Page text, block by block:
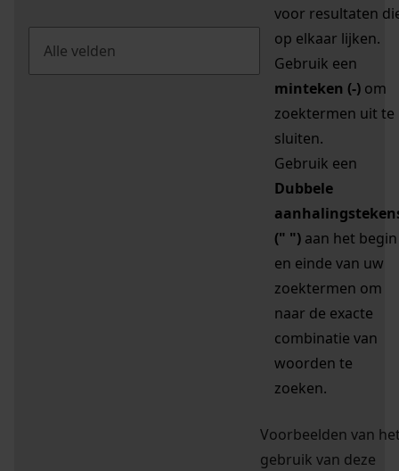
voor resultaten
op elkaar lijken.
Gebruik een
minteken (-) om
zoektermen uit te
sluiten.
Gebruik een
Dubbele
(" ") aan het begin
en einde van uw
zoektermen om
naar de exacte
combinatie van
woorden te
zoeken.
Voorbeelden van
gebruik van deze